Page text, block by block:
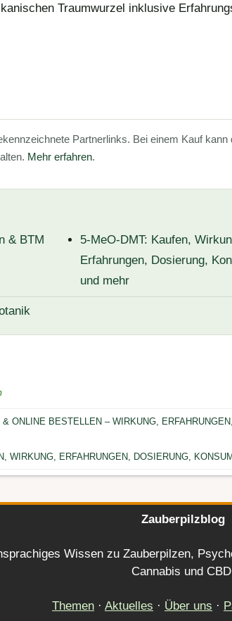
Traumwurzel inklusive
Partnerlinks. Bei einem Kauf kann
Mehr erfahren.
& BTM
5-MeO-DMT: Kaufen,
Erfahrungen, Dosierung,
und mehr
ONLINE BESTELLEN – WIRKUNG, ERFAHRUNGEN,
WIRKUNG, ERFAHRUNGEN, DOSIERUNG,
Zauberpilzblog
Wissen zu Zauberpilzen,
Cannabis und
Themen · Aktuelles · Über uns ·